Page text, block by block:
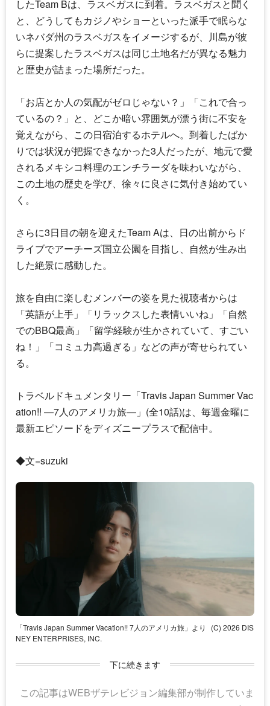
したTeam Bは、ラスベガスに到着。ラスベガスと聞く
と、どうしてもカジノやショーといった派手で眠らな
いネバダ州のラスベガスをイメージするが、川島が彼
らに提案したラスベガスは同じ土地名だが異なる魅力
と歴史が詰まった場所だった。
「お店とか人の気配がゼロじゃない？」「これで合っ
ているの？」と、どこか暗い雰囲気が漂う街に不安を
覚えながら、この日宿泊するホテルへ。到着したばか
りでは状況が把握できなかった3人だったが、地元で愛
されるメキシコ料理のエンチラーダを味わいながら、
この土地の歴史を学び、徐々に良さに気付き始めてい
く。
さらに3日目の朝を迎えたTeam Aは、日の出前からド
ライブでアーチーズ国立公園を目指し、自然が生み出
した絶景に感動した。
旅を自由に楽しむメンバーの姿を見た視聴者からは
「英語が上手」「リラックスした表情いいね」「自然
でのBBQ最高」「留学経験が生かされていて、すごい
ね！」「コミュ力高過ぎる」などの声が寄せられてい
る。
トラベルドキュメンタリー「Travis Japan Summer Vac
ation!! ―7人のアメリカ旅―」(全10話)は、毎週金曜に
最新エピソードをディズニープラスで配信中。
◆文=suzuki
「Travis Japan Summer Vacation!! 7人のアメリカ旅」より
(C) 2026 DIS
NEY ENTERPRISES, INC.
下に続きます
この記事はWEBザテレビジョン編集部が制作していま